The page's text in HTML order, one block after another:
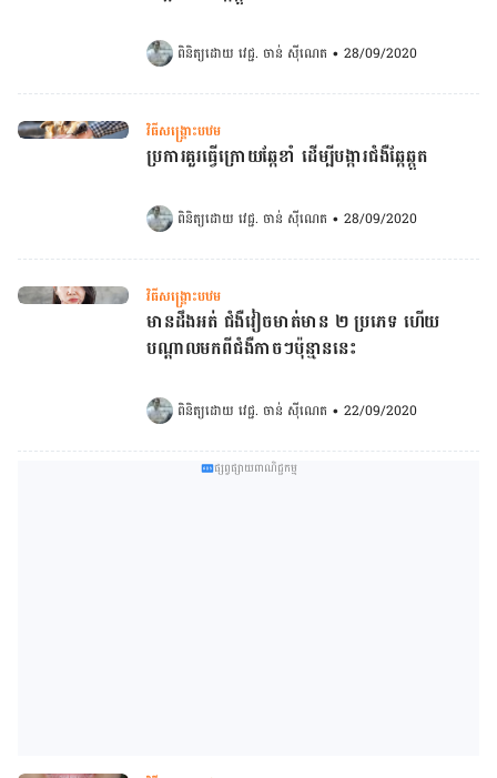
ពិនិត្យដោយ វេជ្ជ. ចាន់ ស៊ីណេត • 28/09/2020
វិធីសង្គ្រោះបឋម
ប្រការគួរធ្វើក្រោយឆ្កែខាំ ដើម្បីបង្ការជំងឺឆ្កែឆ្កួត
ពិនិត្យដោយ វេជ្ជ. ចាន់ ស៊ីណេត • 28/09/2020
វិធីសង្គ្រោះបឋម
មានដឹងអត់ ជំងឺវៀចមាត់មាន ២ ប្រភេទ ហើយ
បណ្ដាលមកពីជំងឺកាចៗប៉ុន្មាននេះ
ពិនិត្យដោយ វេជ្ជ. ចាន់ ស៊ីណេត • 22/09/2020
ផ្សព្វផ្សាយពាណិជ្ជកម្ម